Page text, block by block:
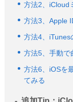
方法2、iCloud
方法3、Apple
方法4、iTunes
方法5、手動で
方法6、iOSを
てみる